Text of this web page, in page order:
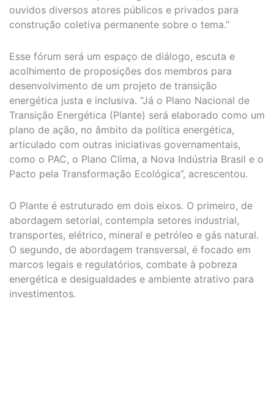
ouvidos diversos atores públicos e privados para
construção coletiva permanente sobre o tema.”
Esse fórum será um espaço de diálogo, escuta e
acolhimento de proposições dos membros para
desenvolvimento de um projeto de transição
energética justa e inclusiva. “Já o Plano Nacional de
Transição Energética (Plante) será elaborado como um
plano de ação, no âmbito da política energética,
articulado com outras iniciativas governamentais,
como o PAC, o Plano Clima, a Nova Indústria Brasil e o
Pacto pela Transformação Ecológica”, acrescentou.
O Plante é estruturado em dois eixos. O primeiro, de
abordagem setorial, contempla setores industrial,
transportes, elétrico, mineral e petróleo e gás natural.
O segundo, de abordagem transversal, é focado em
marcos legais e regulatórios, combate à pobreza
energética e desigualdades e ambiente atrativo para
investimentos.